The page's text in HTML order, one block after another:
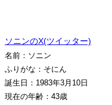
ソニンのX(ツイッター)
名前：ソニン
ふりがな：そにん
誕生日：1983年3月10日
現在の年齢：43歳